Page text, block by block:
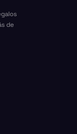
de